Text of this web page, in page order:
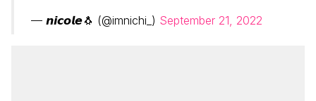
— 𝙣𝙞𝙘𝙤𝙡𝙚🐧 (@imnichi_) September 21, 2022